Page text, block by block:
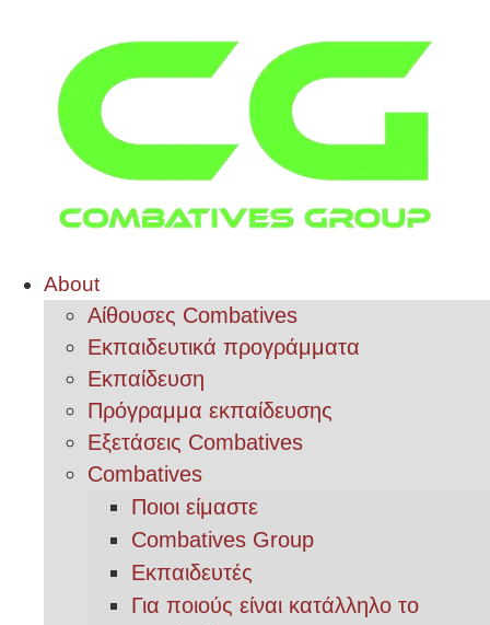
About
Αίθουσες Combatives
Εκπαιδευτικά προγράμματα
Εκπαίδευση
Πρόγραμμα εκπαίδευσης
Εξετάσεις Combatives
Combatives
Ποιοι είμαστε
Combatives Group
Εκπαιδευτές
Για ποιούς είναι κατάλληλο το